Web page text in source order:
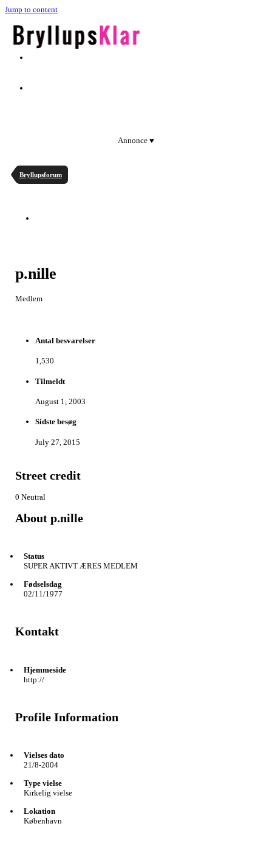
Jump to content
Annonce ♥
Bryllupsforum
p.nille
Medlem
Antal besvarelser
1,530
Tilmeldt
August 1, 2003
Sidste besøg
July 27, 2015
Street credit
0 Neutral
About p.nille
Status
SUPER AKTIVT ÆRES MEDLEM
Fødselsdag
02/11/1977
Kontakt
Hjemmeside
http://
Profile Information
Vielses dato
21/8-2004
Type vielse
Kirkelig vielse
Lokation
København